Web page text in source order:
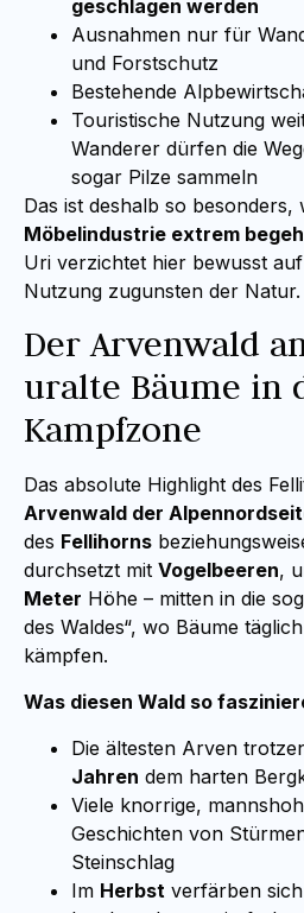
geschlagen werden
Ausnahmen nur für
und Forstschutz
Bestehende
Touristische Nutzung
Wanderer dürfen die
sogar Pilze sammeln
Das ist deshalb so besonders,
Möbelindustrie extrem
Uri verzichtet hier bewusst
Nutzung zugunsten der Natur.
Der Arvenwald
uralte Bäume in
Kampfzone
Das absolute Highlight des
Arvenwald der
des Fellihorns
durchsetzt mit Vogelbeeren,
Meter Höhe – mitten in die
des Waldes“, wo Bäume
kämpfen.
Was diesen Wald so
Die ältesten Arven
Jahren dem harten
Viele knorrige,
Geschichten von
Steinschlag
Im Herbst verfärben